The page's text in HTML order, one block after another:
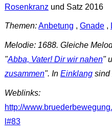
Rosenkranz und Satz 2016
Themen:Anbetung , Gnade,
Melodie: 1688. Gleiche
"Abba, Vater! Dir wir nahen"
zusammen". In Einklangsind
Weblinks:
http://
l#83